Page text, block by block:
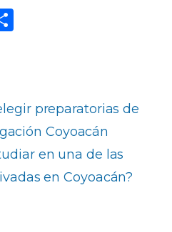
ar
ti
r
preparatorias de
Coyoacán
en una de las
en Coyoacán?